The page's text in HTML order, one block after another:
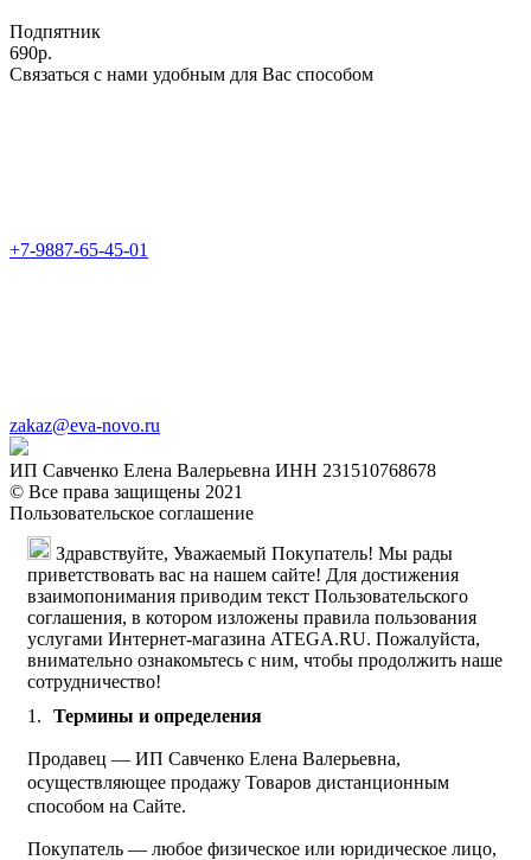
Подпятник
690р.
Связаться с нами удобным для Вас способом
+7-9887-65-45-01
zakaz@eva-novo.ru
ИП Савченко Елена Валерьевна ИНН 231510768678
© Все права защищены 2021
Пользовательское соглашение
Здравствуйте, Уважаемый Покупатель! Мы рады
приветствовать вас на нашем сайте! Для достижения
взаимопонимания приводим текст Пользовательского
соглашения, в котором изложены правила пользования
услугами Интернет-магазина ATEGA.RU. Пожалуйста,
внимательно ознакомьтесь с ним, чтобы продолжить наше
сотрудничество!
Термины и определения
Продавец — ИП Савченко Елена Валерьевна,
осуществляющее продажу Товаров дистанционным
способом на Сайте.
Покупатель — любое физическое или юридическое лицо,